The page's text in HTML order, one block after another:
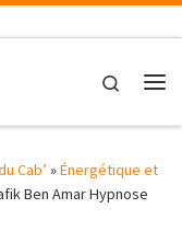
Search
Cab’ »Énergétique et
Ben Amar Hypnose